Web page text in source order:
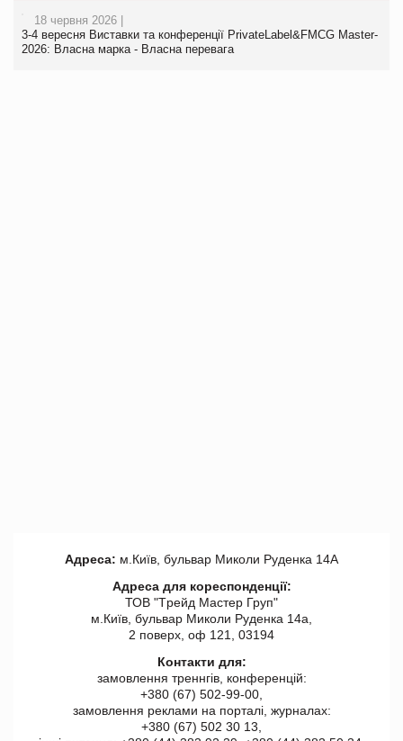
18 червня 2026 |
3-4 вересня Виставки та конференції PrivateLabel&FMCG Master-
2026: Власна марка - Власна перевага
Адреса: м.Київ, бульвар Миколи Руденка 14А
Адреса для кореспонденції:
ТОВ "Tрейд Мастер Груп"
м.Київ, бульвар Миколи Руденка 14а,
2 поверх, оф 121, 03194
Контакти для:
замовлення треннгів, конференцій:
+380 (67) 502-99-00,
замовлення реклами на порталі, журналах:
+380 (67) 502 30 13,